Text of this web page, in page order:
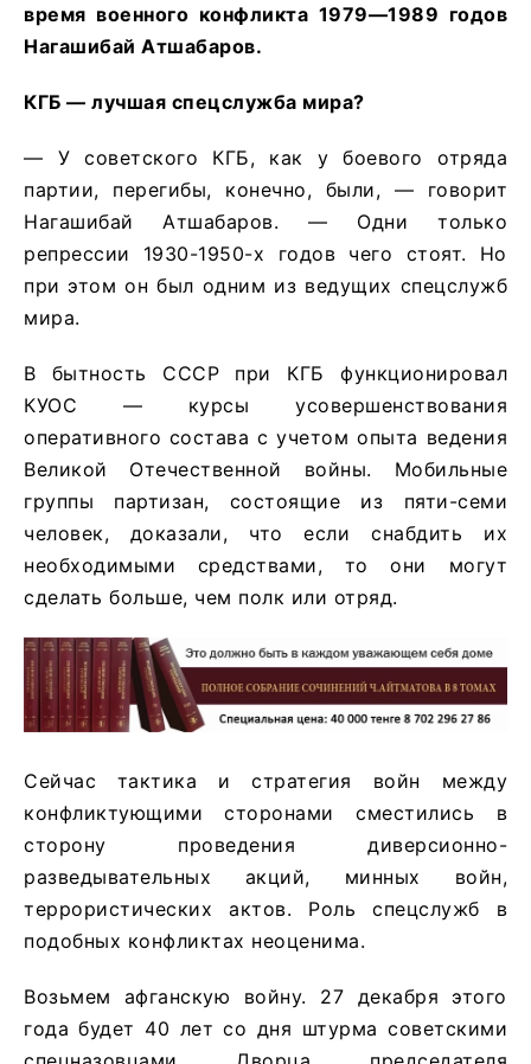
время военного конфликта 1979—1989 годов
Нагашибай Атшабаров.
КГБ — лучшая спецслужба мира?
— У советского КГБ, как у боевого отряда
партии, перегибы, конечно, были, — говорит
Нагашибай Атшабаров. — Одни только
репрессии 1930-1950-х годов чего стоят. Но
при этом он был одним из ведущих спецслужб
мира.
В бытность СССР при КГБ функционировал
КУОС — курсы усовершенствования
оперативного состава с учетом опыта ведения
Великой Отечественной войны. Мобильные
группы партизан, состоящие из пяти-семи
человек, доказали, что если снабдить их
необходимыми средствами, то они могут
сделать больше, чем полк или отряд.
Сейчас тактика и стратегия войн между
конфликтующими сторонами сместились в
сторону проведения диверсионно-
разведывательных акций, минных войн,
террористических актов. Роль спецслужб в
подобных конфликтах неоценима.
Возьмем афганскую войну. 27 декабря этого
года будет 40 лет со дня штурма советскими